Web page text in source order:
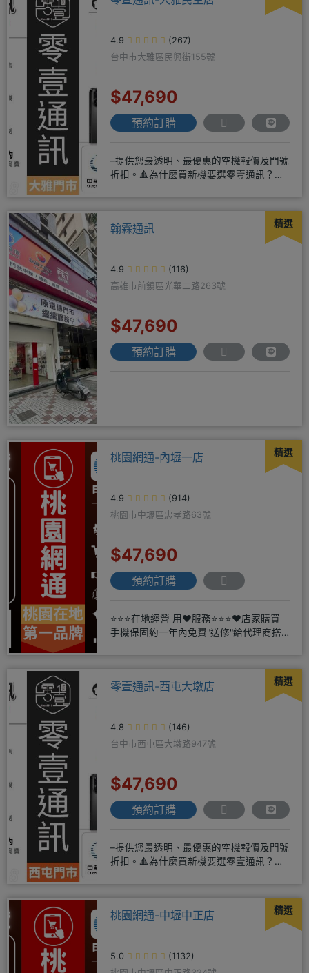
4.9
(267)
台中市大雅區民興街155號
$47,690
預約訂購
–提供您最透明、最優惠的空機報價及門號
折扣。🔺為什麼買新機要選零壹通訊？
精選
翰霖通訊
4.9
(116)
高雄市前鎮區光華二路263號
$47,690
預約訂購
精選
桃園網通-內壢一店
4.9
(914)
桃園市中壢區忠孝路63號
$47,690
預約訂購
⭐⭐⭐在地經營 用❤️服務⭐⭐⭐❤️店家購買
手機保固約一年內免費"送修"給代理商搭
精選
零壹通訊-西屯大墩店
4.8
(146)
台中市西屯區大墩路947號
$47,690
預約訂購
–提供您最透明、最優惠的空機報價及門號
折扣。🔺為什麼買新機要選零壹通訊？
精選
桃園網通-中壢中正店
5.0
(1132)